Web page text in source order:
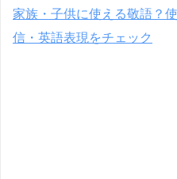
家族・子供に使える敬語？
信・英語表現をチェック